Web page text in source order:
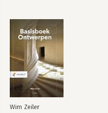
20. Differentiëren
21. Differentialen en integralen
22. Integratietechnieken
23. Toepassingen
Deel 8: Achtergronden
24. Reële getallen en
25. Functies, limieten en
26. Aanvullende afleidingen
Wim Zeiler